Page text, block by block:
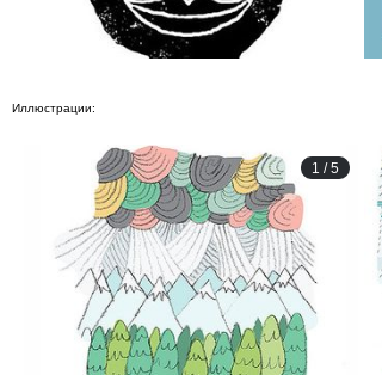
Иллюстрации:
1 /5